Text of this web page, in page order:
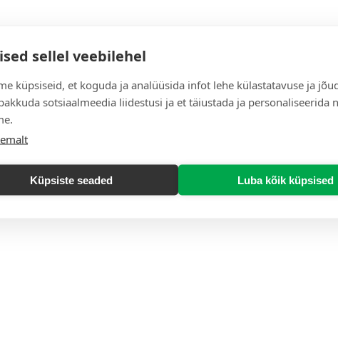
sellel veebilehel
küpsiseid, et koguda ja analüüsida infot lehe külastatavuse ja
sotsiaalmeedia liidestusi ja et täiustada ja personaliseerida
Küpsiste seaded Luba kõik küpsised